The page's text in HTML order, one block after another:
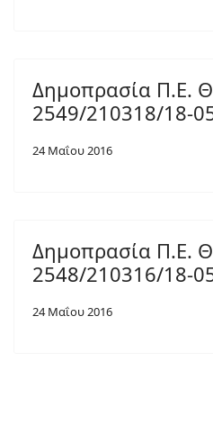
Δημοπρασία Π.Ε.
2549/210318/18-
24 Μαΐου 2016
Δημοπρασία Π.Ε.
2548/210316/18-
24 Μαΐου 2016